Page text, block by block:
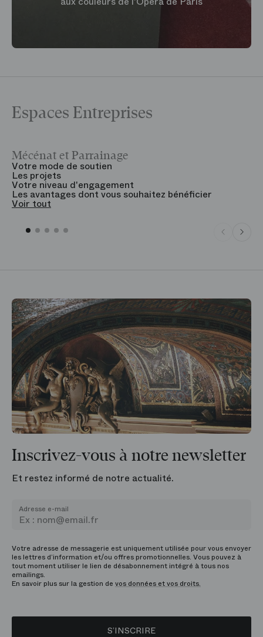
Espaces Entreprises
Mécénat et Parrainage
Votre mode de soutien
Les projets
Votre niveau d'engagement
Les avantages dont vous souhaitez bénéficier
Voir tout
Inscrivez-vous à notre newsletter
Et restez informé de notre actualité.
Adresse e-mail
Votre adresse de messagerie est uniquement utilisée pour vous envoyer
les lettres d’information et/ou offres promotionnelles. Vous pouvez à
tout moment utiliser le lien de désabonnement intégré à tous nos
emailings.
En savoir plus sur la gestion de vos données et vos droits.
S’INSCRIRE